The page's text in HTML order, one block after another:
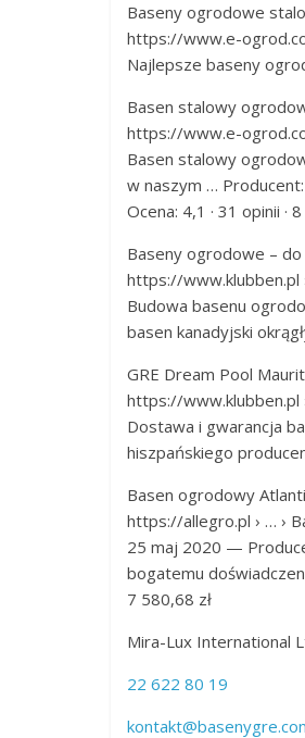
Baseny ogrodowe
https://www.e-
Najlepsze baseny
Basen stalowy
https://www.e-
Basen stalowy
w naszym …
Ocena: 4,1 · ‎31 opinii ·
Baseny ogrodowe –
https://www.klubben.pl
Budowa basenu
basen kanadyjski
GRE Dream Pool
https://
Dostawa i gwarancja
hiszpańskiego
Basen ogrodowy
https://allegro.pl › … ›
25 maj 2020 —
bogatemu
7 580,68 zł
Mira-Lux International
22 622 80 19